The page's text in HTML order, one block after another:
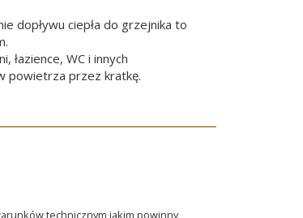
dopływu ciepła do grzejnika to
WC i innych
powietrza przez kratkę.
technicznym jakim powinny